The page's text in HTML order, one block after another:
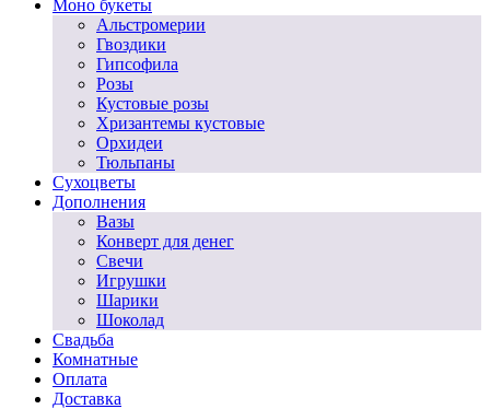
Моно букеты
Альстромерии
Гвоздики
Гипсофила
Розы
Кустовые розы
Хризантемы кустовые
Орхидеи
Тюльпаны
Сухоцветы
Дополнения
Вазы
Конверт для денег
Свечи
Игрушки
Шарики
Шоколад
Свадьба
Комнатные
Оплата
Доставка